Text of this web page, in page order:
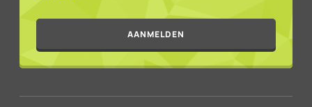
AANMELDEN